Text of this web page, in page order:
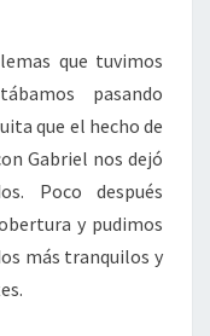
que tuvimos
pasando
que el hecho de
Gabriel nos dejó
Poco después
y pudimos
más tranquilos y